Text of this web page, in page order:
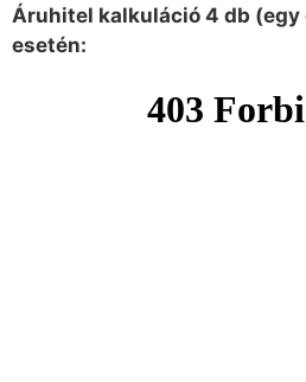
Áruhitel kalkuláció 4 db
esetén: